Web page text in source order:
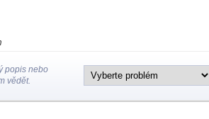
popis nebo
vědět.